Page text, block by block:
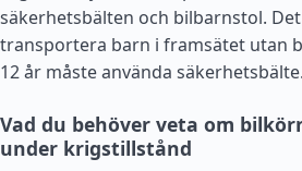
säkerhetsbälten och bilbarnstol.
transportera barn i framsätet utan
12 år måste använda säkerhetsbälte.
Vad du behöver veta om
under krigstillstånd